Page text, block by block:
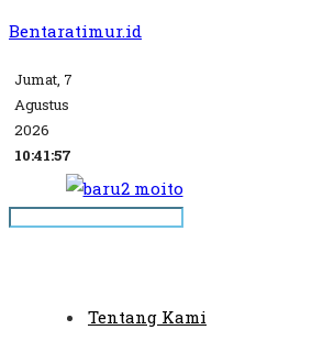
Bentaratimur.id
Jumat, 7
Agustus
2026
10:41:57
Tentang Kami